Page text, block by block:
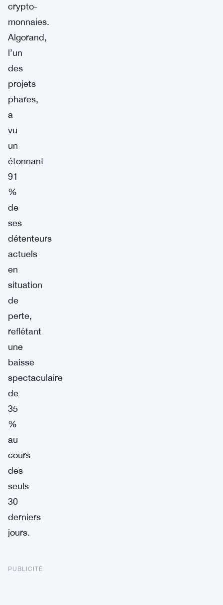
crypto-
monnaies.
Algorand,
l’un
des
projets
phares,
a
vu
un
étonnant
91
%
de
ses
détenteurs
actuels
en
situation
de
perte,
reflétant
une
baisse
spectaculaire
de
35
%
au
cours
des
seuls
30
derniers
jours.
PUBLICITÉ